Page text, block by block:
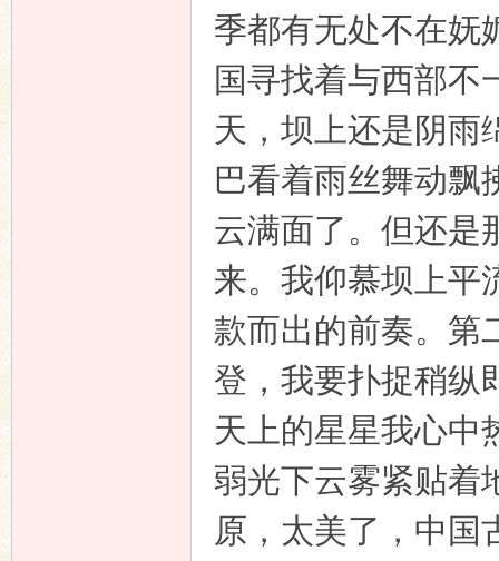
季都有无处不在妩
国寻找着与西部不
天，坝上还是阴雨
巴看着雨丝舞动飘
云满面了。但还是
来。我仰慕坝上平
款而出的前奏。第
登，我要扑捉稍纵
天上的星星我心中
弱光下云雾紧贴着
原，太美了，中国